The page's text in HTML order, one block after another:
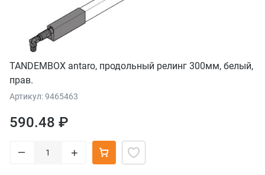
TANDEMBOX antaro, продольный релинг 300мм, белый,
прав.
Артикул: 9465463
590.48 ₽
– +